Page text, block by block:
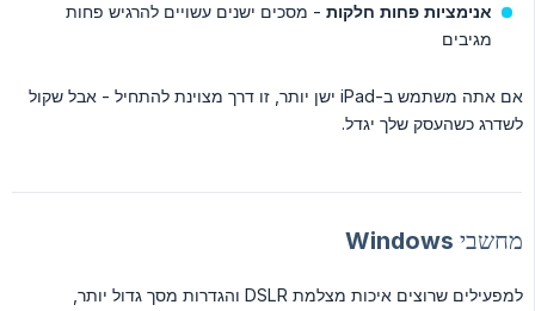
אנימציות פחות חלקות - מסכים ישנים עשויים להרגיש פחות
מגיבים
אם אתה משתמש ב-iPad ישן יותר, זו דרך מצוינת להתחיל - אבל שקול
לשדרג כשהעסק שלך יגדל.
מחשבי Windows
למפעילים שרוצים איכות מצלמת DSLR והגדרות מסך גדול יותר,